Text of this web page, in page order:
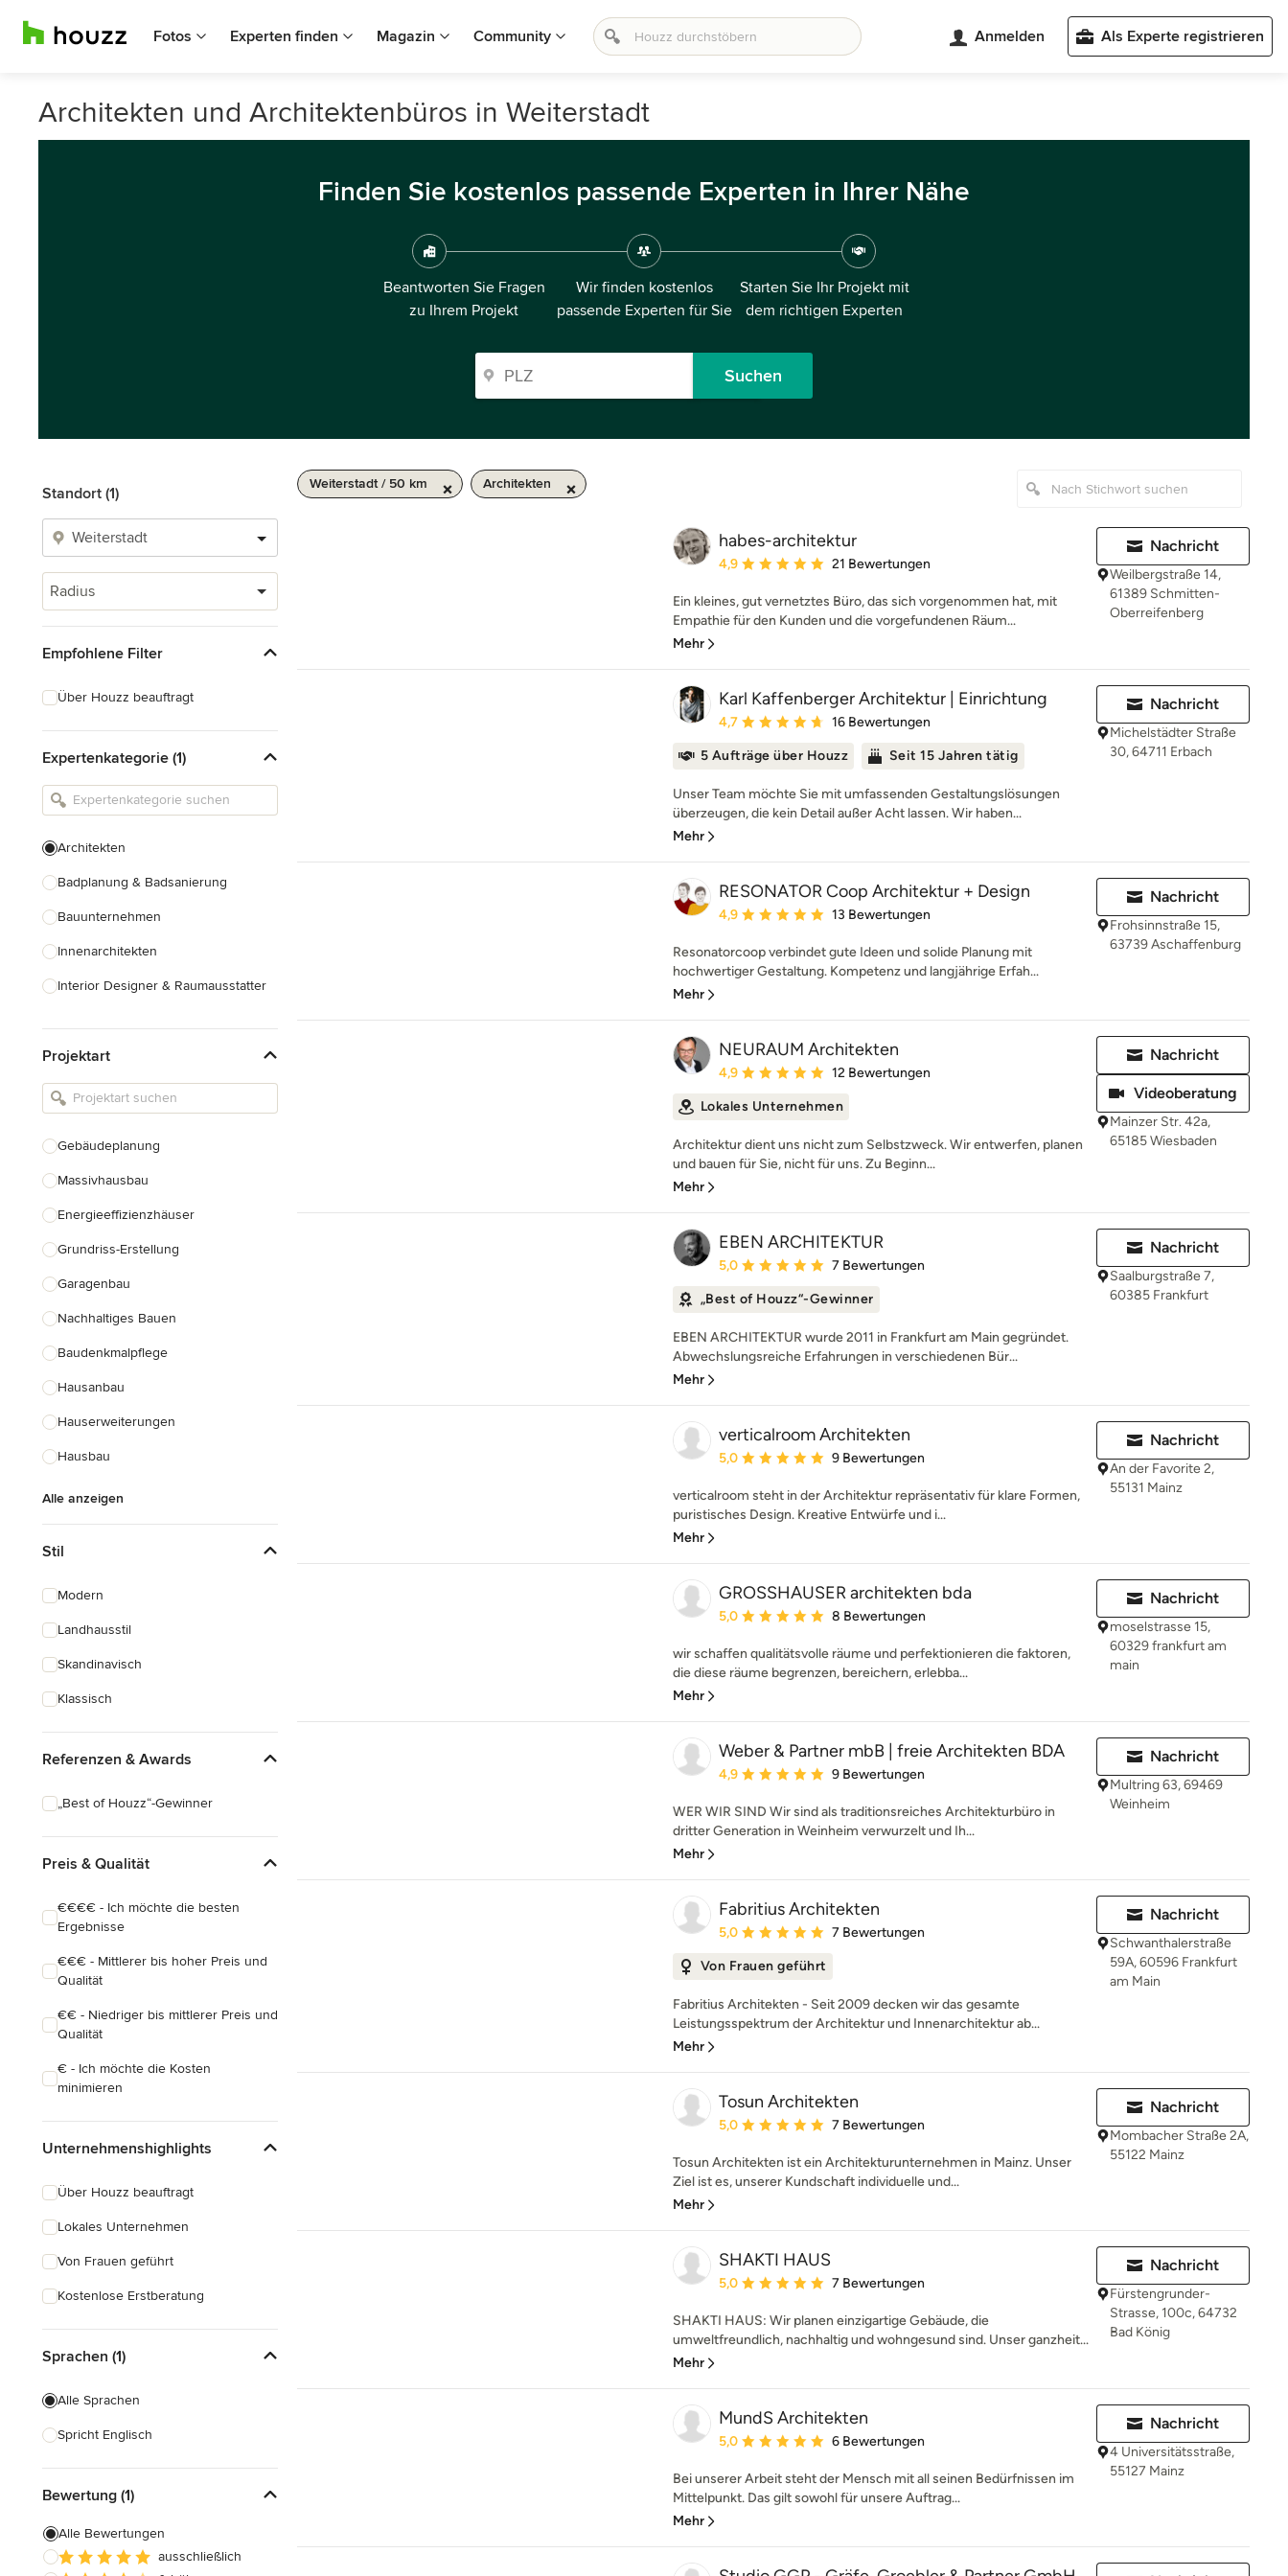
Fotos Experten finden Magazin Community Anmelden Als Experte registrieren
Architekten und Architektenbüros in Weiterstadt
Finden Sie kostenlos passende Experten in Ihrer Nähe
Beantworten Sie Fragen
zu Ihrem Projekt
Wir finden kostenlos
passende Experten für Sie
Starten Sie Ihr Projekt mit
dem richtigen Experten
Suchen
Standort (1)
Radius
Empfohlene Filter
Über Houzz beauftragt
Expertenkategorie (1)
Architekten
Badplanung & Badsanierung
Bauunternehmen
Innenarchitekten
Interior Designer & Raumausstatter
Landschaftsarchitekten
Armaturen & Sanitärbedarf
Einbauschränke
Projektart
Gebäudeplanung
Massivhausbau
Energieeffizienzhäuser
Grundriss-Erstellung
Garagenbau
Nachhaltiges Bauen
Baudenkmalpflege
Hausanbau
Hauserweiterungen
Hausbau
Alle anzeigen
Stil
Modern
Landhausstil
Skandinavisch
Klassisch
Referenzen & Awards
„Best of Houzz“-Gewinner
Preis & Qualität
€€€€ - Ich möchte die besten
Ergebnisse
€€€ - Mittlerer bis hoher Preis und
Qualität
€€ - Niedriger bis mittlerer Preis und
Qualität
€ - Ich möchte die Kosten
minimieren
Unternehmenshighlights
Über Houzz beauftragt
Lokales Unternehmen
Von Frauen geführt
Kostenlose Erstberatung
Sprachen (1)
Alle Sprachen
Spricht Englisch
Bewertung (1)
Alle Bewertungen
ausschließlich
Weiterstadt / 50 km Architekten
habes-architektur
Durchschnittliche Bewertung: 4.9 von 5 Sternen
4,9 21 Bewertungen
Ein kleines, gut vernetztes Büro, das sich vorgenommen hat, mit
Empathie für den Kunden und die vorgefundenen Räum...
Mehr
Nachricht
Weilbergstraße 14,
61389 Schmitten-
Oberreifenberg
Karl Kaffenberger Architektur | Einrichtung
Durchschnittliche Bewertung: 4.7 von 5 Sternen
4,7 16 Bewertungen
5 Aufträge über Houzz Seit 15 Jahren tätig
Unser Team möchte Sie mit umfassenden Gestaltungslösungen
überzeugen, die kein Detail außer Acht lassen. Wir haben...
Mehr
Nachricht
Michelstädter Straße
30, 64711 Erbach
RESONATOR Coop Architektur + Design
Durchschnittliche Bewertung: 4.9 von 5 Sternen
4,9 13 Bewertungen
Resonatorcoop verbindet gute Ideen und solide Planung mit
hochwertiger Gestaltung. Kompetenz und langjährige Erfah...
Mehr
Nachricht
Frohsinnstraße 15,
63739 Aschaffenburg
NEURAUM Architekten
Durchschnittliche Bewertung: 4.9 von 5 Sternen
4,9 12 Bewertungen
Lokales Unternehmen
Architektur dient uns nicht zum Selbstzweck. Wir entwerfen, planen
und bauen für Sie, nicht für uns. Zu Beginn...
Mehr
Nachricht
Videoberatung
Mainzer Str. 42a,
65185 Wiesbaden
EBEN ARCHITEKTUR
Durchschnittliche Bewertung: 5 von 5 Sternen
5,0 7 Bewertungen
„Best of Houzz“-Gewinner
EBEN ARCHITEKTUR wurde 2011 in Frankfurt am Main gegründet.
Abwechslungsreiche Erfahrungen in verschiedenen Bür...
Mehr
Nachricht
Saalburgstraße 7,
60385 Frankfurt
verticalroom Architekten
Durchschnittliche Bewertung: 5 von 5 Sternen
5,0 9 Bewertungen
verticalroom steht in der Architektur repräsentativ für klare Formen,
puristisches Design. Kreative Entwürfe und i...
Mehr
Nachricht
An der Favorite 2,
55131 Mainz
GROSSHAUSER architekten bda
Durchschnittliche Bewertung: 5 von 5 Sternen
5,0 8 Bewertungen
wir schaffen qualitätsvolle räume und perfektionieren die faktoren,
die diese räume begrenzen, bereichern, erlebba...
Mehr
Nachricht
moselstrasse 15,
60329 frankfurt am
main
Weber & Partner mbB | freie Architekten BDA
Durchschnittliche Bewertung: 4.9 von 5 Sternen
4,9 9 Bewertungen
WER WIR SIND Wir sind als traditionsreiches Architekturbüro in
dritter Generation in Weinheim verwurzelt und Ih...
Mehr
Nachricht
Multring 63, 69469
Weinheim
Fabritius Architekten
Durchschnittliche Bewertung: 5 von 5 Sternen
5,0 7 Bewertungen
Von Frauen geführt
Fabritius Architekten - Seit 2009 decken wir das gesamte
Leistungsspektrum der Architektur und Innenarchitektur ab...
Mehr
Nachricht
Schwanthalerstraße
59A, 60596 Frankfurt
am Main
Tosun Architekten
Durchschnittliche Bewertung: 5 von 5 Sternen
5,0 7 Bewertungen
Tosun Architekten ist ein Architekturunternehmen in Mainz. Unser
Ziel ist es, unserer Kundschaft individuelle und...
Mehr
Nachricht
Mombacher Straße 2A,
55122 Mainz
SHAKTI HAUS
Durchschnittliche Bewertung: 5 von 5 Sternen
5,0 7 Bewertungen
SHAKTI HAUS: Wir planen einzigartige Gebäude, die
umweltfreundlich, nachhaltig und wohngesund sind. Unser ganzheit...
Mehr
Nachricht
Fürstengrunder-
Strasse, 100c, 64732
Bad König
MundS Architekten
Durchschnittliche Bewertung: 5 von 5 Sternen
5,0 6 Bewertungen
Bei unserer Arbeit steht der Mensch mit all seinen Bedürfnissen im
Mittelpunkt. Das gilt sowohl für unsere Auftrag...
Mehr
Nachricht
4 Universitätsstraße,
55127 Mainz